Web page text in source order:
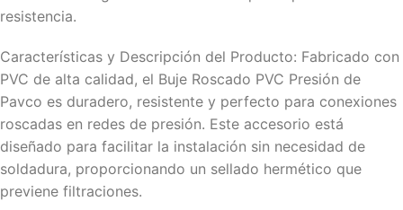
resistencia.
Características y Descripción del Producto: Fabricado con
PVC de alta calidad, el Buje Roscado PVC Presión de
Pavco es duradero, resistente y perfecto para conexiones
roscadas en redes de presión. Este accesorio está
diseñado para facilitar la instalación sin necesidad de
soldadura, proporcionando un sellado hermético que
previene filtraciones.